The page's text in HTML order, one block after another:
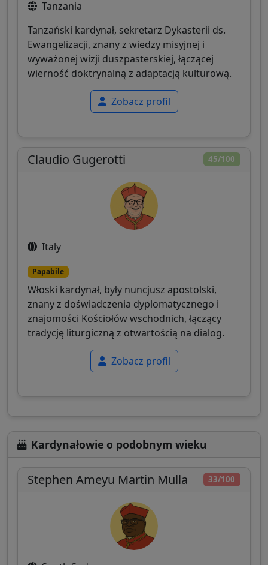
Tanzania
Tanzański kardynał, sekretarz Dykasterii ds.
Ewangelizacji, znany z wiedzy misyjnej i
wyważonej wizji duszpasterskiej, łączącej
wierność doktrynalną z adaptacją kulturową.
Zobacz profil
45/100
Claudio Gugerotti
Italy
Papabile
Włoski kardynał, były nuncjusz apostolski,
znany z doświadczenia dyplomatycznego i
znajomości Kościołów wschodnich, łączący
tradycję liturgiczną z otwartością na dialog.
Zobacz profil
Kardynałowie o podobnym wieku
33/100
Stephen Ameyu Martin Mulla